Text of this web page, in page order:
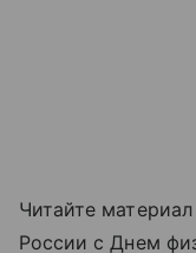
Читайте
России с Днем